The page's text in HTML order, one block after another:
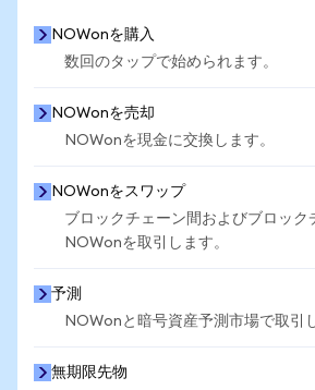
NOWonを購入
数回のタップで始められます。
NOWonを売却
NOWonを現金に交換します。
NOWonをスワップ
ブロックチェーン間およびブロック
NOWonを取引します。
予測
NOWonと暗号資産予測市場で取引
無期限先物